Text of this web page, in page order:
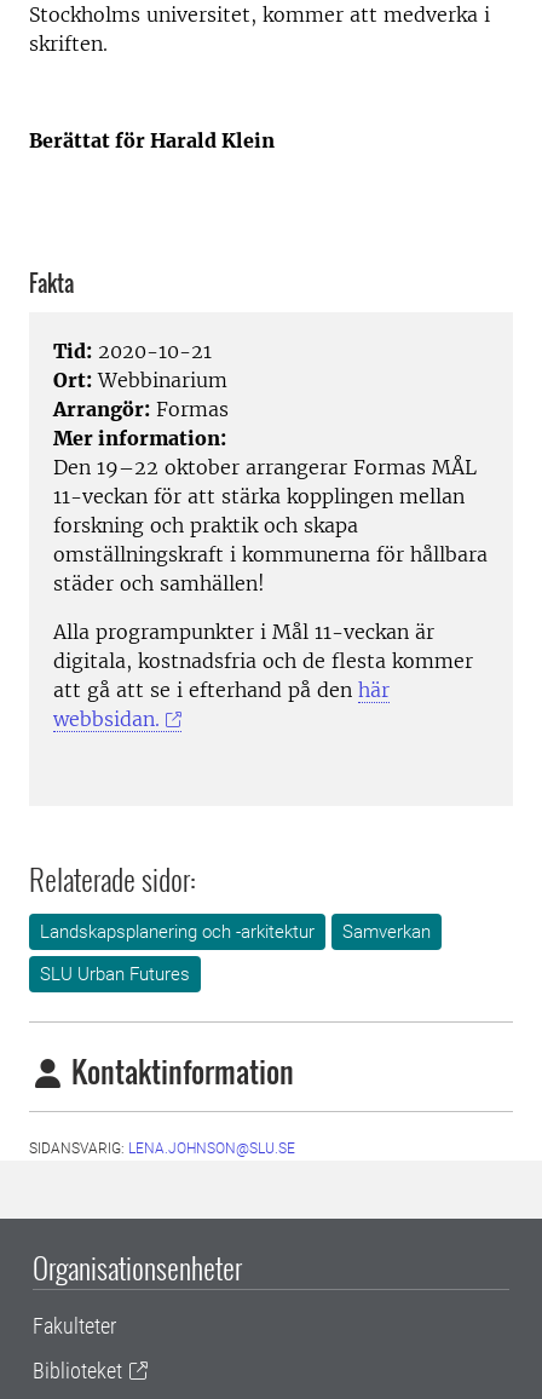
Stockholms universitet, kommer att medverka i
skriften.
Berättat för Harald Klein
Fakta
Tid: 2020-10-21
Ort: Webbinarium
Arrangör: Formas
Mer information:
Den 19–22 oktober arrangerar Formas MÅL
11-veckan för att stärka kopplingen mellan
forskning och praktik och skapa
omställningskraft i kommunerna för hållbara
städer och samhällen!
Alla programpunkter i Mål 11-veckan är
digitala, kostnadsfria och de flesta kommer
att gå att se i efterhand på den här
webbsidan.
Relaterade sidor:
Landskapsplanering och -arkitektur
Samverkan
SLU Urban Futures
Kontaktinformation
SIDANSVARIG: LENA.JOHNSON@SLU.SE
Organisationsenheter
Fakulteter
Biblioteket